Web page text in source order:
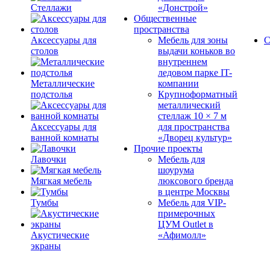
Стеллажи
Аксессуары для
столов
Металлические
подстолья
Аксессуары для
ванной комнаты
Лавочки
Мягкая мебель
Тумбы
Акустические
экраны
«Донстрой»
Общественные
пространства
Мебель для зоны
выдачи коньков во
внутреннем
ледовом парке IT-
компании
Крупноформатный
металлический
стеллаж 10 × 7 м
для пространства
«Дворец культур»
Прочие проекты
Мебель для
шоурума
люксового бренда
в центре Москвы
Мебель для VIP-
примерочных
ЦУМ Outlet в
«Афимолл»